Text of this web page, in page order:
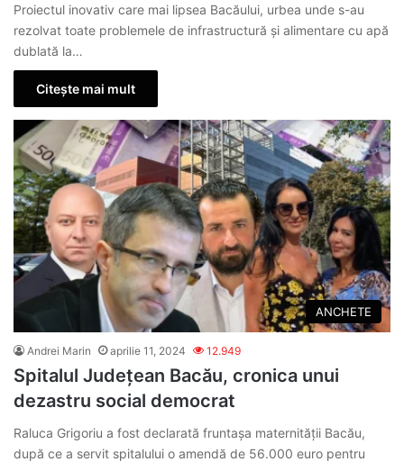
Proiectul inovativ care mai lipsea Bacăului, urbea unde s-au
rezolvat toate problemele de infrastructură şi alimentare cu apă
dublată la…
Citește mai mult
ANCHETE
Andrei Marin aprilie 11, 2024 12.949
Spitalul Județean Bacău, cronica unui
dezastru social democrat
Raluca Grigoriu a fost declarată fruntaşa maternităţii Bacău,
după ce a servit spitalului o amendă de 56.000 euro pentru